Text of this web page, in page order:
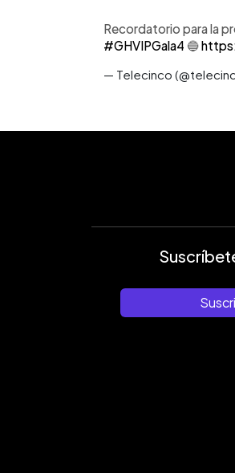
Recordatorio para la
#GHVIPGala4 🔵
— Telecinco